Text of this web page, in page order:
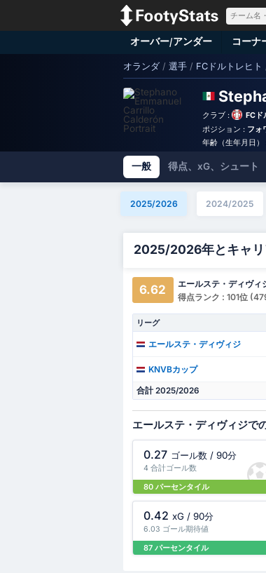
オーバー/アンダー コーナ
オランダ / 選手 / FCドルトレヒト
クラブ :
FCド
ポジション : フォ
年齢（生年月日）
一般 得点、xG、シュート
2025/2026 2024/2025
2025/2026年とキャ
6.62
エールステ・ディヴィ
得点ランク : 101位
リーグ
エールステ・ディヴィジ
KNVBカップ
合計 2025/2026
エールステ・ディヴィジで
0.27 ゴール数 / 90分
4 合計ゴール数
80 パーセンタイル
0.42 xG / 90分
6.03 ゴール期待値
87 パーセンタイル